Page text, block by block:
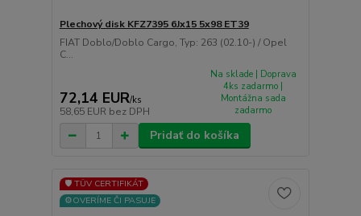
Plechový disk KFZ7395 6Jx15 5x98 ET39
FIAT Doblo/Doblo Cargo, Typ: 263 (02.10-) / Opel
C...
72,14 EUR/ks
58,65 EUR bez DPH
Na sklade | Doprava
4ks zadarmo |
Montážna sada
zadarmo
Pridať do košíka
🛡️ TÜV CERTIFIKÁT
⚙️OVERÍME ČI PASUJE